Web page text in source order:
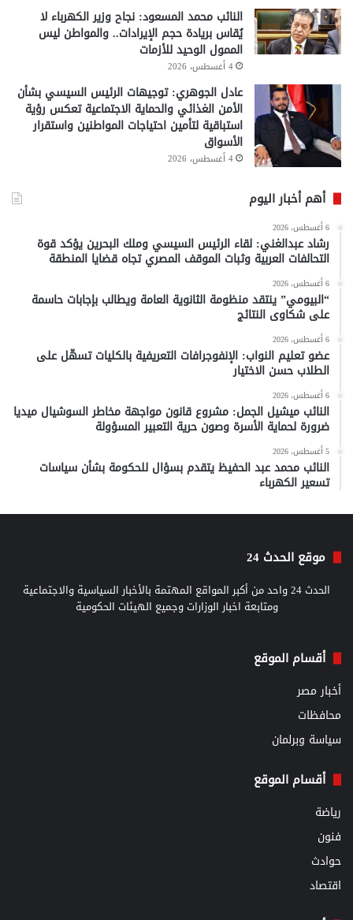
النائب محمد المسعود: نجاح وزير الكهرباء لا
يُقاس بريادة حجم الإيرادات.. والمواطن ليس
الممول الوحيد للأزمات
4 أغسطس، 2026
عادل الجوهري: توجيهات الرئيس السيسي بشأن
الأمن الغذائي والحماية الاجتماعية تعكس رؤية
استباقية لتأمين احتياجات المواطنين واستقرار
الأسواق
4 أغسطس، 2026
أهم أخبار اليوم
6 أغسطس، 2026
رشاد عبدالغني: لقاء الرئيس السيسي وملك البحرين يؤكد قوة
التحالفات العربية وثبات الموقف المصري تجاه قضايا المنطقة
6 أغسطس، 2026
“البيومي” ينتقد منظومة الثانوية العامة ويطالب بإجابات حاسمة
على شكاوى النتائج
6 أغسطس، 2026
عضو تعليم النواب: الإنفوجرافات التعريفية بالكليات تسهّل على
الطلاب حسن الاختيار
6 أغسطس، 2026
النائب ميشيل الجمل: مشروع قانون مواجهة مخاطر السوشيال ميديا
ضرورة لحماية الأسرة وصون حرية التعبير المسؤولة
5 أغسطس، 2026
النائب محمد عبد الحفيظ يتقدم بسؤال للحكومة بشأن سياسات
تسعير الكهرباء
موقع الحدث 24
الحدث 24 واحد من أكبر المواقع المهتمة بالأخبار السياسية والاجتماعية
ومتابعة اخبار الوزارات وجميع الهيئات الحكومية
أقسام الموقع
أخبار مصر
محافظات
سياسة وبرلمان
أقسام الموقع
رياضة
فنون
حوادث
اقتصاد